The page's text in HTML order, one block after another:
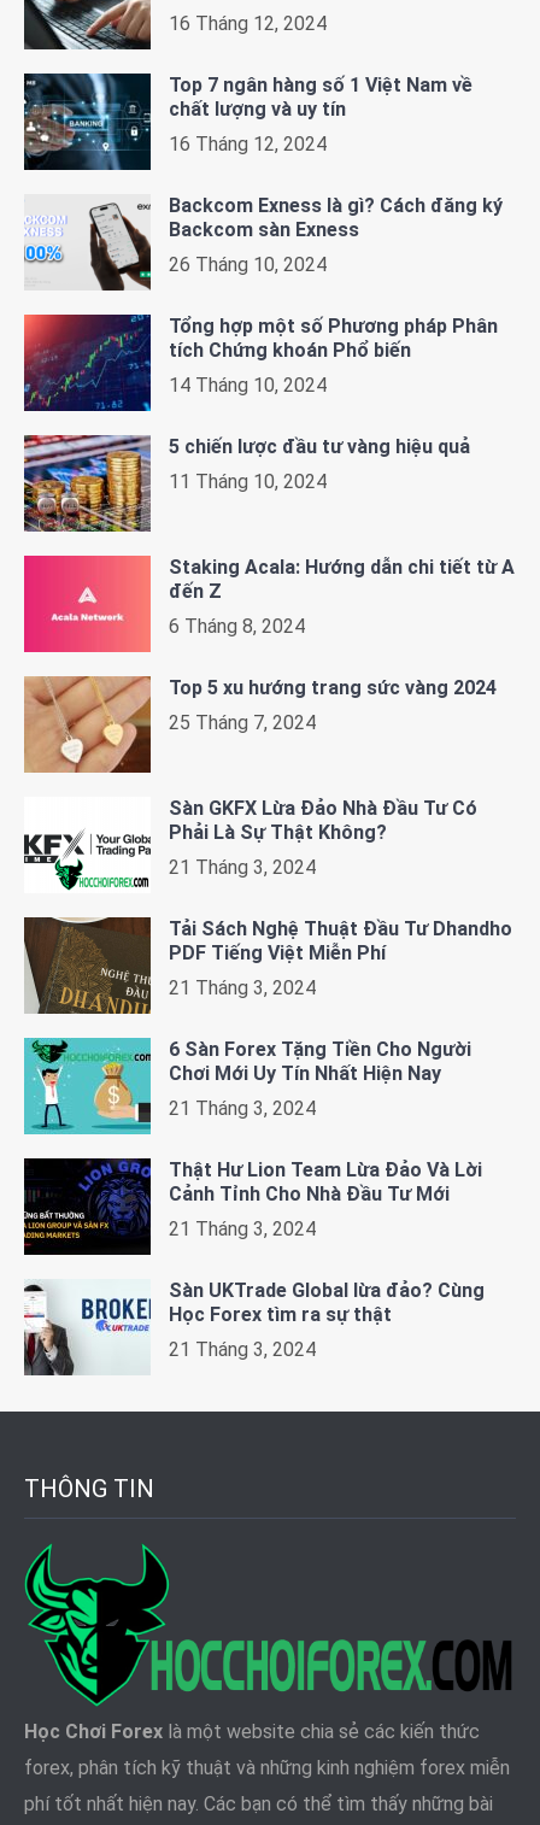
16 Tháng 12, 2024
Top 7 ngân hàng số 1 Việt Nam về
chất lượng và uy tín
16 Tháng 12, 2024
Backcom Exness là gì? Cách đăng ký
Backcom sàn Exness
26 Tháng 10, 2024
Tổng hợp một số Phương pháp Phân
tích Chứng khoán Phổ biến
14 Tháng 10, 2024
5 chiến lược đầu tư vàng hiệu quả
11 Tháng 10, 2024
Staking Acala: Hướng dẫn chi tiết từ A
đến Z
6 Tháng 8, 2024
Top 5 xu hướng trang sức vàng 2024
25 Tháng 7, 2024
Sàn GKFX Lừa Đảo Nhà Đầu Tư Có
Phải Là Sự Thật Không?
21 Tháng 3, 2024
Tải Sách Nghệ Thuật Đầu Tư Dhandho
PDF Tiếng Việt Miễn Phí
21 Tháng 3, 2024
6 Sàn Forex Tặng Tiền Cho Người
Chơi Mới Uy Tín Nhất Hiện Nay
21 Tháng 3, 2024
Thật Hư Lion Team Lừa Đảo Và Lời
Cảnh Tỉnh Cho Nhà Đầu Tư Mới
21 Tháng 3, 2024
Sàn UKTrade Global lừa đảo? Cùng
Học Forex tìm ra sự thật
21 Tháng 3, 2024
THÔNG TIN
Học Chơi Forex là một website chia sẻ các kiến thức
forex, phân tích kỹ thuật và những kinh nghiệm forex miễn
phí tốt nhất hiện nay. Các bạn có thể tìm thấy những bài